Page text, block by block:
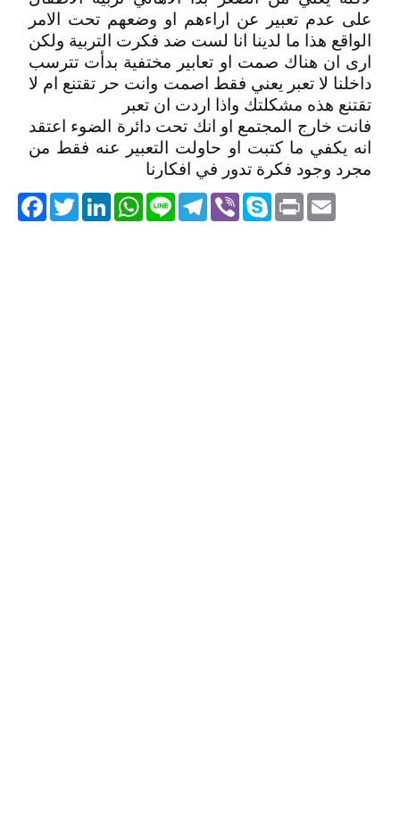
على عدم تعبير عن اراءهم او وضعهم تحت الامر
الواقع هذا ما لدينا انا لست ضد فكرت التربية ولكن
ارى ان هناك صمت او تعابير مختفية بدأت تترسب
داخلنا لا تعبر يعني فقط اصمت وانت حر تقتنع ام لا
تقتنع هذه مشكلتك واذا اردت ان تعبر
فانت خارج المجتمع او انك تحت دائرة الضوء اعتقد
انه يكفي ما كتبت او حاولت التعبير عنه فقط من
مجرد وجود فكرة تدور في افكارنا
TwitterLinkedIn
WhatsApp Line
Telegram ViberSkype PrintEmail